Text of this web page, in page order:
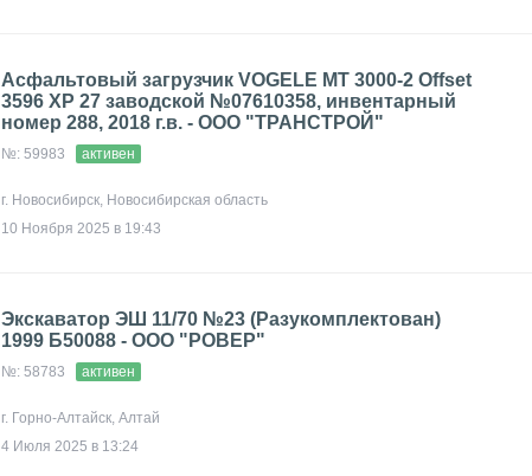
Асфальтовый загрузчик VOGELE MT 3000-2 Offset
3596 ХР 27 заводской №07610358, инвентарный
номер 288, 2018 г.в. - ООО "ТРАНСТРОЙ"
№: 59983 активен
г. Новосибирск, Новосибирская область
10 Ноября 2025 в 19:43
Экскаватор ЭШ 11/70 №23 (Разукомплектован)
1999 Б50088 - ООО "РОВЕР"
№: 58783 активен
г. Горно-Алтайск, Алтай
4 Июля 2025 в 13:24